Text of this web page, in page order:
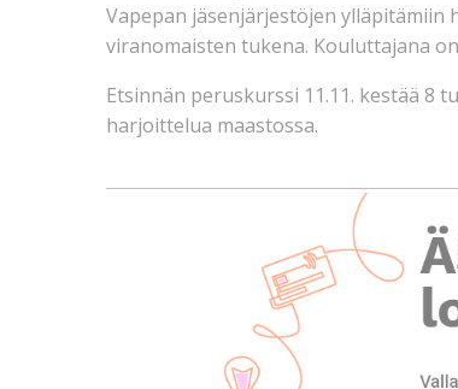
Vapepan jäsenjärjestöjen
viranomaisten tukena. Kouluttajana on
Etsinnän peruskurssi 11.11. kestää 8
harjoittelua maastossa.